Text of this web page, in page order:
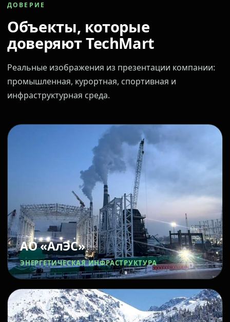
ДОВЕРИЕ
Объекты, которые
доверяют TechMart
Реальные изображения из презентации компании:
промышленная, курортная, спортивная и
инфраструктурная среда.
АО «АлЭС»
ЭНЕРГЕТИЧЕСКАЯ ИНФРАСТРУКТУРА